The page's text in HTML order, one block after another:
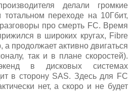
делали громкие
переходе на 10Гбит,
про смерть FC. Время
в широких кругах, Fibre
а продолжает активно двигаться
так и в плане скоростей).
в дисковых системах
в сторону SAS. Здесь для FC
нет, а скоро и не будет